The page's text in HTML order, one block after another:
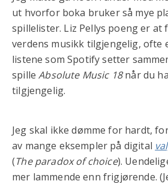
ut hvorfor boka bruker så mye
spillelister. Liz Pellys poeng er at
verdens musikk tilgjengelig, ofte
listene som Spotify setter
spilleAbsolute Music 18når du
tilgjengelig.
Jeg skal ikke dømme for hardt,
av mange eksempler på digital
(The paradox of choice).
mer lammende enn frigjørende.